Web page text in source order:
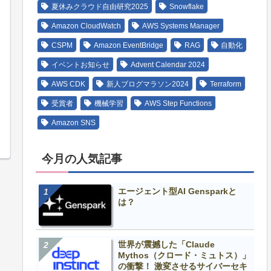
夏休みクラウド自由研究2025 Snowflake
Amazon CloudWatch AWS Systems Manager
CSPM Amazon EventBridge RAG 自動化
イベントお知らせ Advent Calendar 2024
AWS CDK 新人ブログマラソン2024 Terraform
受賞者 機械学習 AWS Step Functions
Amazon SNS
今月の人気記事
エージェント型AI Gensparkと
は？
世界が震撼した「Claude
Mythos（クロード・ミュトス）」
の衝撃！ 激変させるサイバーセキ